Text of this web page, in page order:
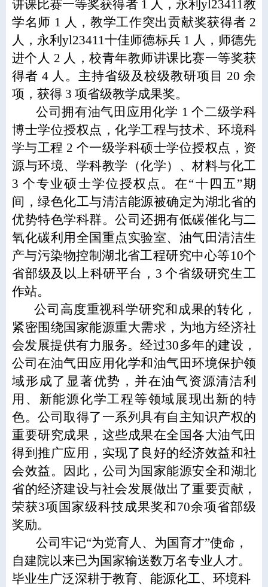
讲课比赛一等奖获得者 1 人，永利yl23411教
学名师 1 人，教学工作突出贡献奖获得者 2
人，永利yl23411十佳师德标兵 1 人，师德先
进个人 2 人，校青年教师讲课比赛一等奖获
得者 4 人。主持省级及校级教研项目 20 余
项，获得 3 项省级教学成果奖。
公司拥有油气田应用化学 1 个二级学科
博士学位授权点，化学工程与技术、环境科
学与工程 2 个一级学科硕士学位授权点，资
源与环境、学科教学（化学）、材料与化工
3 个专业硕士学位授权点。在“十四五”期
间，绿色化工与清洁能源被确定为湖北省的
优势特色学科群。公司还拥有低碳催化与二
氧化碳利用全国重点实验室、油气田清洁生
产与污染物控制湖北省工程研究中心等10个
省部级及以上科研平台，3 个省级研究生工
作站。
公司高度重视科学研究和成果的转化，
紧密围绕国家能源重大需求，为地方经济社
会发展提供有力服务。经过30多年的建设，
公司在油气田应用化学和油气田环境保护领
域形成了显著优势，并在油气资源清洁利
用、新能源化学工程等领域展现出新的特
色。公司取得了一系列具有自主知识产权的
重要研究成果，这些成果在全国各大油气田
得到推广应用，实现了良好的经济效益和社
会效益。因此，公司为国家能源安全和湖北
省的经济建设与社会发展做出了重要贡献，
荣获3项国家级科技成果奖和70余项省部级
奖励。
公司牢记“为党育人、为国育才”使命，
自建院以来已为国家输送数万名专业人才。
毕业生广泛深耕于教育、能源化工、环境科